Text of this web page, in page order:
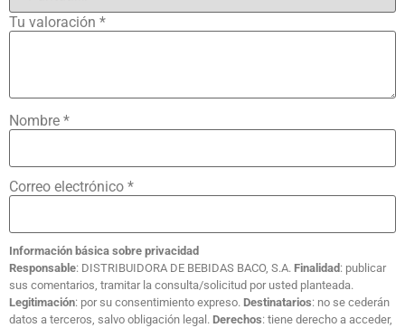
Tu valoración *
Nombre *
Correo electrónico *
Información básica sobre privacidad
Responsable: DISTRIBUIDORA DE BEBIDAS BACO, S.A. Finalidad: publicar
sus comentarios, tramitar la consulta/solicitud por usted planteada.
Legitimación: por su consentimiento expreso. Destinatarios: no se cederán
datos a terceros, salvo obligación legal. Derechos: tiene derecho a acceder,